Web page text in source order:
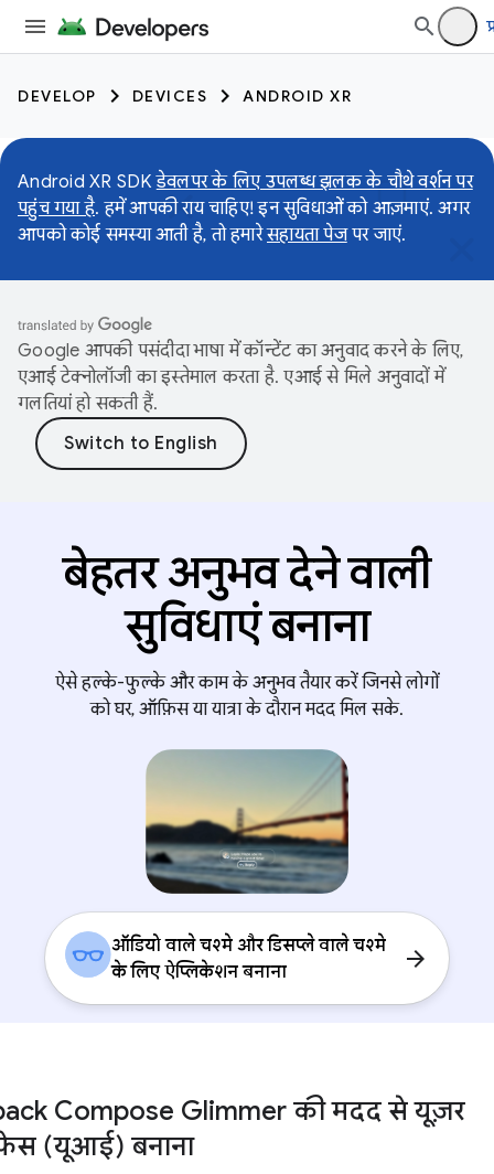
DEVELOP DEVICES ANDROID XR
Android XR SDKडेवलपर के लिए उपलब्ध झलक के चौथे वर्शन पर
पहुंच गया है. हमें आपकी राय चाहिए! इन सुविधाओं को आज़माएं. अगर
आपको कोई समस्या आती है, तो हमारेसहायता पेजपर जाएं.
Google आपकी पसंदीदा भाषा में कॉन्टेंट का अनुवाद करने के लिए,
एआई टेक्नोलॉजी का इस्तेमाल करता है. एआई से मिले अनुवादों में
गलतियां हो सकती हैं.
बेहतर अनुभव देने वाली
सुविधाएं बनाना
ऐसे हल्के-फुल्के और काम के अनुभव तैयार करें जिनसे लोगों
को घर, ऑफ़िस या यात्रा के दौरान मदद मिल सके.
ऑडियो वाले चश्मे और डिसप्ले वाले चश्मे
के लिए ऐप्लिकेशन बनाना
arrow_forward
Compose Glimmer की मदद से यूज़र
(यूआई) बनाना